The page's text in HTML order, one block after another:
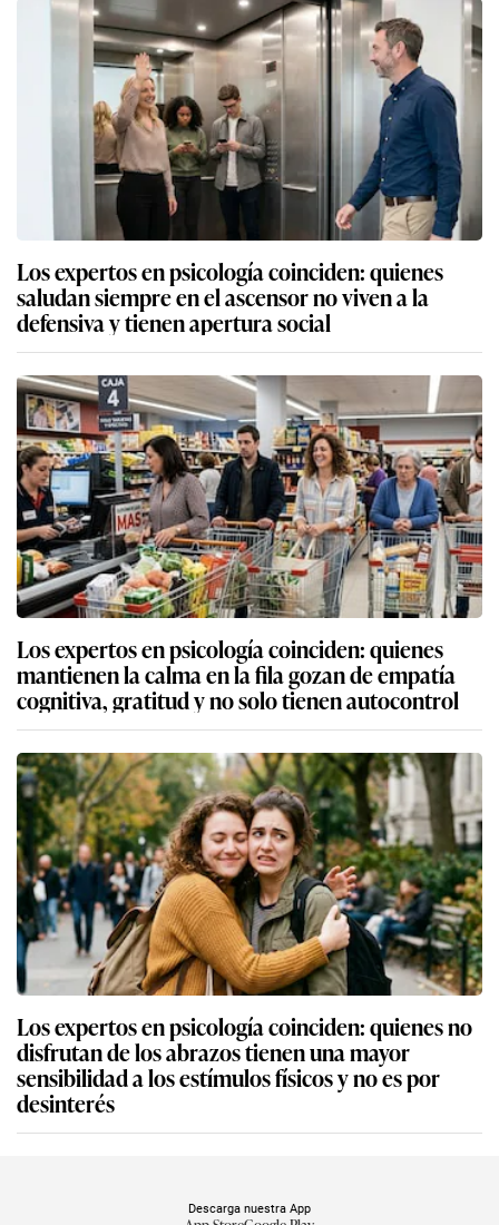
Los expertos en psicología coinciden: quienes
saludan siempre en el ascensor no viven a la
defensiva y tienen apertura social
Los expertos en psicología coinciden: quienes
mantienen la calma en la fila gozan de empatía
cognitiva, gratitud y no solo tienen autocontrol
Los expertos en psicología coinciden: quienes no
disfrutan de los abrazos tienen una mayor
sensibilidad a los estímulos físicos y no es por
desinterés
Descarga nuestra App